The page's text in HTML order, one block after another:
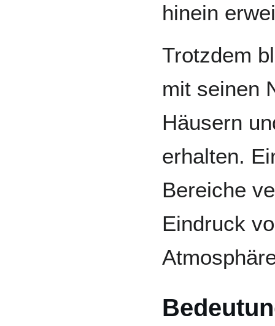
hinein
Trotzdem
mit seinen
Häusern
erhalten.
Bereiche
Eindruck